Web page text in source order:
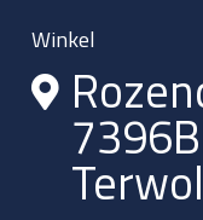
Winkel